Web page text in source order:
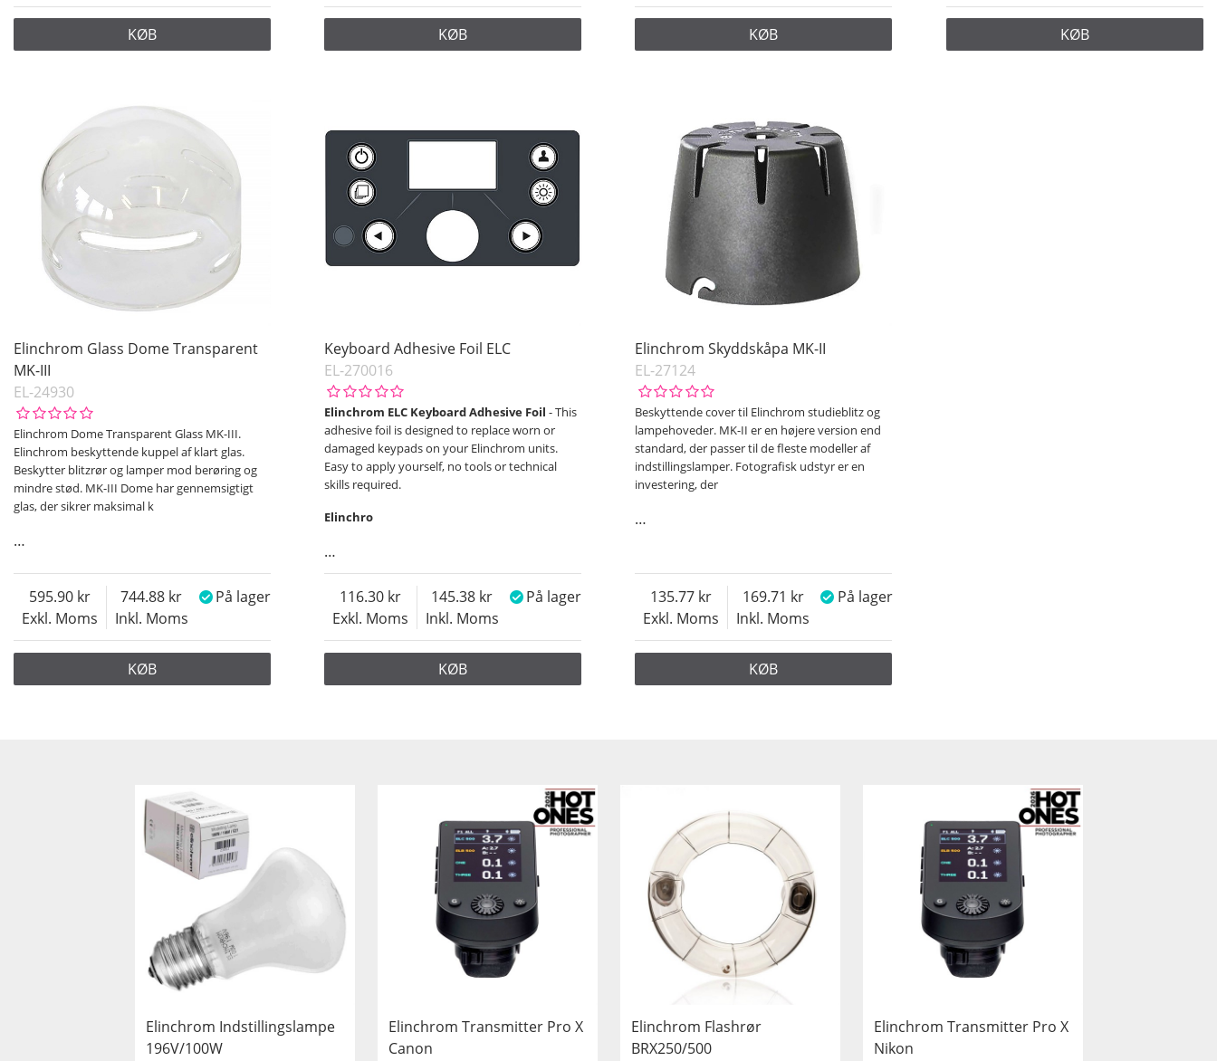
KØB KØB KØB KØB
Elinchrom Glass Dome Transparent
MK-III
EL-24930
Elinchrom Dome Transparent Glass MK-III.
Elinchrom beskyttende kuppel af klart glas.
Beskytter blitzrør og lamper mod berøring og
mindre stød. MK-III Dome har gennemsigtigt
glas, der sikrer maksimal k
…
Exkl. Moms
595.90
Inkl. Moms
744.88 På lager
KØB
Keyboard Adhesive Foil ELC
EL-270016
Elinchrom ELC Keyboard Adhesive Foil - This
adhesive foil is designed to replace worn or
damaged keypads on your Elinchrom units.
Easy to apply yourself, no tools or technical
skills required.
Elinchro
…
Exkl. Moms
116.30
Inkl. Moms
145.38 På lager
KØB
Elinchrom Skyddskåpa MK-II
EL-27124
Beskyttende cover til Elinchrom studieblitz og
lampehoveder. MK-II er en højere version end
standard, der passer til de fleste modeller af
indstillingslamper. Fotografisk udstyr er en
investering, der
…
Exkl. Moms
135.77
Inkl. Moms
169.71 På lager
KØB
Elinchrom Indstillingslampe
196V/100W
Elinchrom Transmitter Pro X
Canon
Elinchrom Flashrør
BRX250/500
Elinchrom Transmitter Pro X
Nikon